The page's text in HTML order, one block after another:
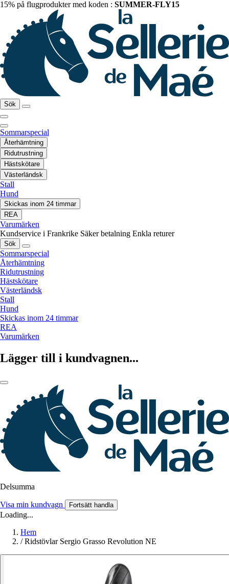
15% på flugprodukter med koden : SUMMER-FLY15
Sök
Sommarspecial
Återhämtning
Ridutrustning
Hästskötare
Västerländsk
Stall
Hund
Skickas inom 24 timmar
REA
Varumärken
Kundservice i Frankrike Säker betalning Enkla returer
Sök
Sommarspecial
Återhämtning
Ridutrustning
Hästskötare
Västerländsk
Stall
Hund
Skickas inom 24 timmar
REA
Varumärken
Lägger till i kundvagnen...
Delsumma
Visa min kundvagn Fortsätt handla
Loading...
Hem
/ Ridstövlar Sergio Grasso Revolution NE